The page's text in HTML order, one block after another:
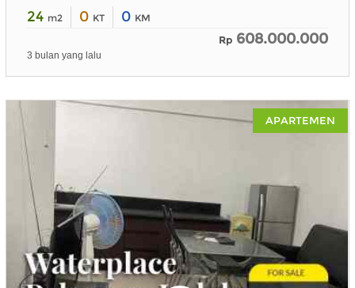
24 m2 0 KT 0 KM
Rp 608.000.000
3 bulan yang lalu
APARTEMEN